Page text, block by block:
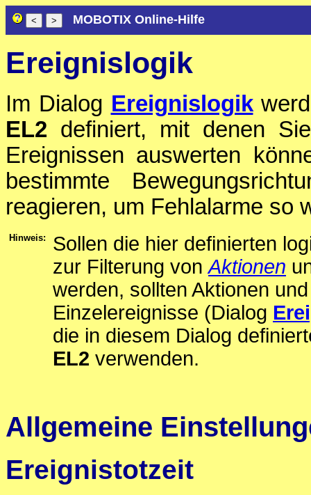
MOBOTIX Online-Hilfe
Ereignislogik
Im Dialog Ereignislogik
EL2 definiert, mit denen
Ereignissen auswerten
bestimmte
reagieren, um Fehlalarme so
Hinweis:
Sollen die hier definierten
zur Filterung vonAktionen
werden, sollten Aktionen
Einzelereignisse (Dialog
die in diesem Dialog
EL2 verwenden.
Allgemeine
Ereignistotzeit